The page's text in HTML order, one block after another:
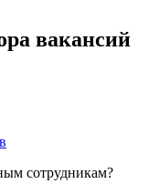
вакансий
сотрудникам?